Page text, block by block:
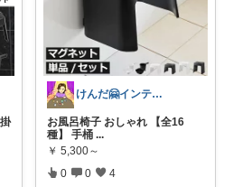
けんだ🤗インテリア多め
お風呂椅子 おしゃれ 【全16
種】 手桶 ...
￥ 5,300～
0 0 4